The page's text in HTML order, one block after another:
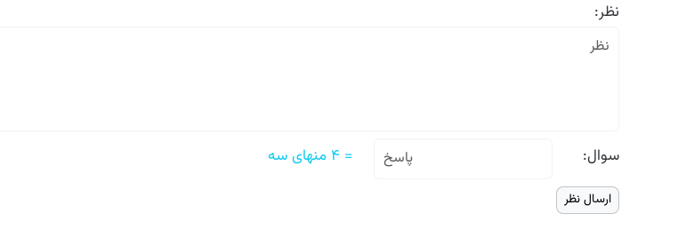
نظر:
سوال: = ۴ منهای سه